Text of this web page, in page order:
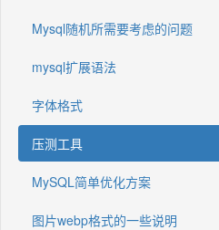
Mysql随机所需要考虑的问题
mysql扩展语法
字体格式
压测工具
MySQL简单优化方案
图片webp格式的一些说明